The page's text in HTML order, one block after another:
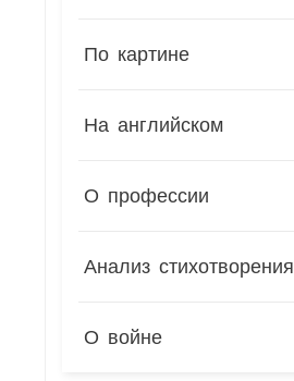
По картине
На английском
О профессии
Анализ стихотворения
О войне